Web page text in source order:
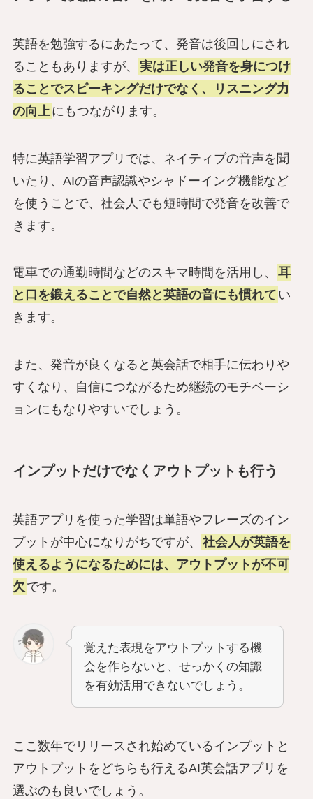
英語を勉強するにあたって、発音は後回しにされ
ることもありますが、
実は正しい発音を身につけ
ることでスピーキングだけでなく、リスニング力
の向上 にもつながります。
特に英語学習アプリでは、ネイティブの音声を聞
いたり、AIの音声認識やシャドーイング機能など
を使うことで、社会人でも短時間で発音を改善で
きます。
電車での通勤時間などのスキマ時間を活用し、
耳
と口を鍛えることで自然と英語の音にも慣れて い
きます。
また、発音が良くなると英会話で相手に伝わりや
すくなり、自信につながるため継続のモチベーシ
ョンにもなりやすいでしょう。
インプットだけでなくアウトプットも行う
英語アプリを使った学習は単語やフレーズのイン
プットが中心になりがちですが、
社会人が英語を
使えるようになるためには、アウトプットが不可
欠 です。
覚えた表現をアウトプットする機
会を作らないと、せっかくの知識
を有効活用できないでしょう。
ここ数年でリリースされ始めているインプットと
アウトプットをどちらも行えるAI英会話アプリを
選ぶのも良いでしょう。